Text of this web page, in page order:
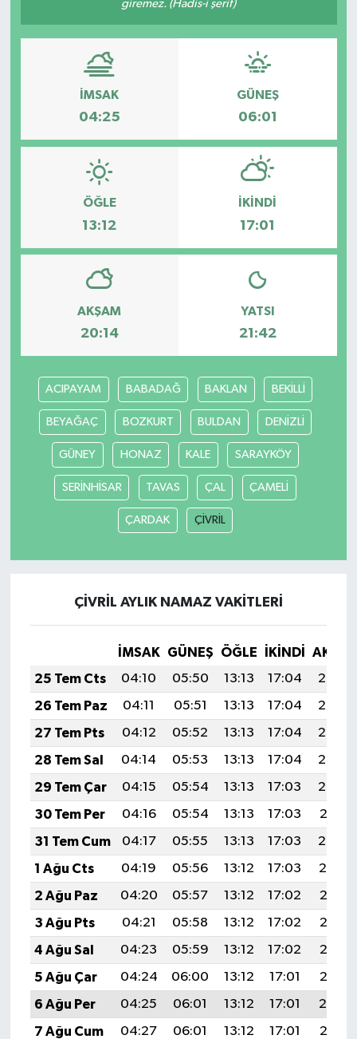
giremez. (Hadis-i şerif)
İMSAK
04:25
GÜNEŞ
06:01
ÖĞLE
13:12
İKINDI
17:01
AKŞAM
20:14
YATSI
21:42
ACIPAYAM BABADAĞ BAKLAN BEKİLLİ
BEYAĞAÇ BOZKURT BULDAN DENİZLİ
GÜNEY HONAZ KALE SARAYKÖY
SERİNHİSAR TAVAS ÇAL ÇAMELİ
ÇARDAK ÇİVRİL
ÇİVRİL AYLIK NAMAZ VAKITLERI
İMSAK GÜNEŞ ÖĞLE İKINDI
25 Tem Cts
04:10 05:50 13:13 17:04
20:25
26 Tem Paz
04:11 05:51 13:13 17:04
20:24
27 Tem Pts
04:12 05:52 13:13 17:04
20:23
28 Tem Sal
04:14 05:53 13:13 17:04
20:23
29 Tem Çar
04:15 05:54 13:13 17:03
20:22
30 Tem Per
04:16 05:54 13:13 17:03
20:21
31 Tem Cum
04:17 05:55 13:13 17:03
20:20
1 Ağu Cts
04:19 05:56 13:12 17:03
20:19
2 Ağu Paz
04:20 05:57 13:12 17:02
20:18
3 Ağu Pts
04:21 05:58 13:12 17:02
20:17
4 Ağu Sal
04:23 05:59 13:12 17:02
20:16
5 Ağu Çar
04:24 06:00 13:12 17:01
20:15
6 Ağu Per
04:25 06:01 13:12 17:01
20:14
7 Ağu Cum
04:27 06:01 13:12 17:01
20:13